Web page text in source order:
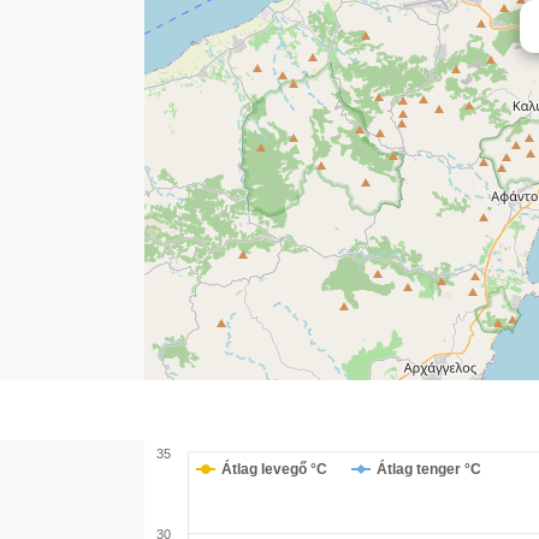
Átlag levegő °C Átlag tenger °C
30
35